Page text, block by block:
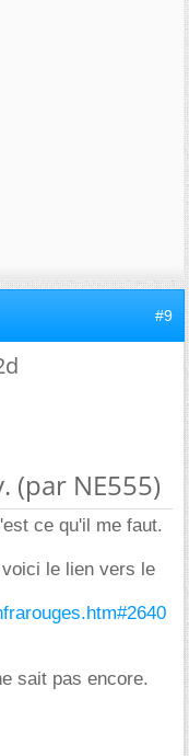
#9
(par NE555)
ce qu'il me faut.
le lien vers le
sait pas encore.